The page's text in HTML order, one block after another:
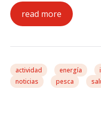
read more
actividad energía
noticias
pesca